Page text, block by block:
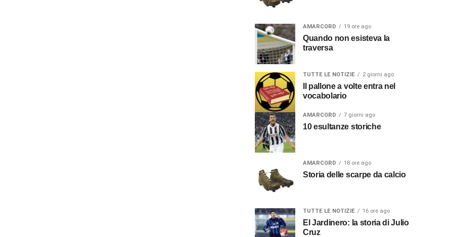
AMARCORD 19 ore ago
Quando non esisteva la
traversa
TUTTE LE NOTIZIE 2 giorni ago
Il pallone a volte entra nel
vocabolario
AMARCORD 7 giorni ago
10 esultanze storiche
AMARCORD 18 ore ago
Storia delle scarpe da calcio
TUTTE LE NOTIZIE 16 ore ago
El Jardinero: la storia di Julio
Cruz